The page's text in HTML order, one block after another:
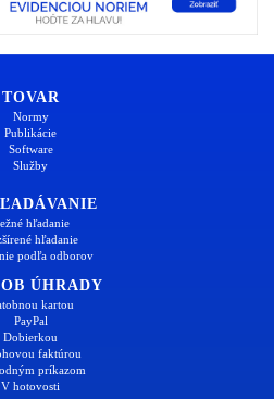
TOVAR
Normy
Publikácie
Software
Služby
hľadanie
hľadanie
podľa odborov
ÚHRADY
kartou
PayPal
Dobierkou
faktúrou
príkazom
V hotovosti